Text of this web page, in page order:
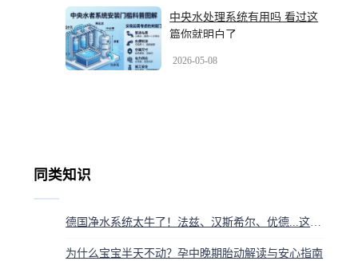
中央水处理系统有用吗 看过这
篇你就明白了
2026-05-08
同类知识
德国净水系统太牛了！法兹、汉斯希尔、优德...这些纯正德国血统的品牌，让你喝水洗澡都安心
为什么宝宝半天不动？孕中晚期胎动解读与安心指南